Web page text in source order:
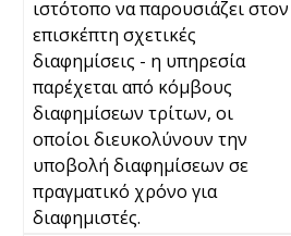
ιστότοπο να παρουσιάζει στον
επισκέπτη σχετικές
διαφημίσεις - η υπηρεσία
παρέχεται από κόμβους
διαφημίσεων τρίτων, οι
οποίοι διευκολύνουν την
υποβολή διαφημίσεων σε
πραγματικό χρόνο για
διαφημιστές.